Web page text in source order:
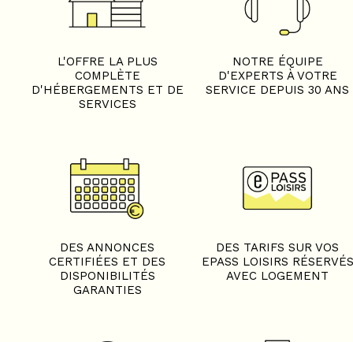
L'OFFRE LA PLUS
COMPLÈTE
D'HÉBERGEMENTS ET DE
SERVICES
NOTRE ÉQUIPE
D'EXPERTS À VOTRE
SERVICE DEPUIS 30 ANS
DES ANNONCES
CERTIFIÉES ET DES
DISPONIBILITÉS
GARANTIES
DES TARIFS SUR VOS
EPASS LOISIRS RÉSERVÉS
AVEC LOGEMENT